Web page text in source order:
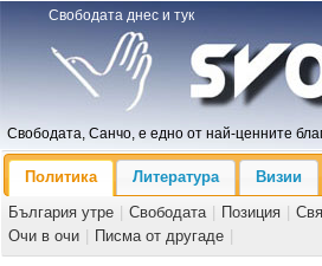
Свободата днес и тук
Свободата, Санчо, е едно от най-ценните
Политика Литература Визии
България утре
Свободата Позиция
Очи в очи
Писма от другаде